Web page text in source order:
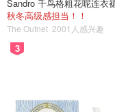
因为利物浦附近拥有
附近不仅有 Royal
染病部门，还有全球
Medicine。简单来
够专业的团队和设
这里是“理想隔离地点”
Sandro 千鸟格粗花呢连衣
秋冬高级感担当！！
The Outnet 2001人感兴趣
3